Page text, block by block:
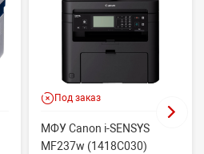
Под заказ
МФУ Canon i-SENSYS
MF237w (1418C030)